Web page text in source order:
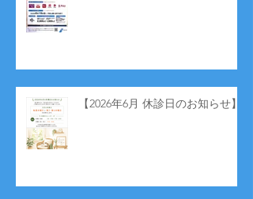
【2026年6月 休診日のお知らせ】